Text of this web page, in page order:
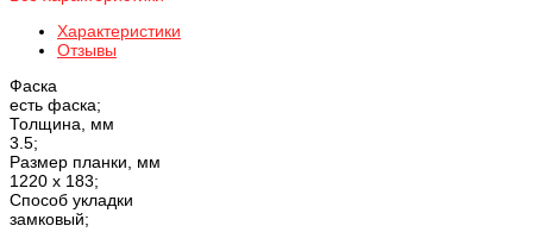
Характеристики
Отзывы
Фаска
есть фаска;
Толщина, мм
3.5;
Размер планки, мм
1220 х 183;
Способ укладки
замковый;